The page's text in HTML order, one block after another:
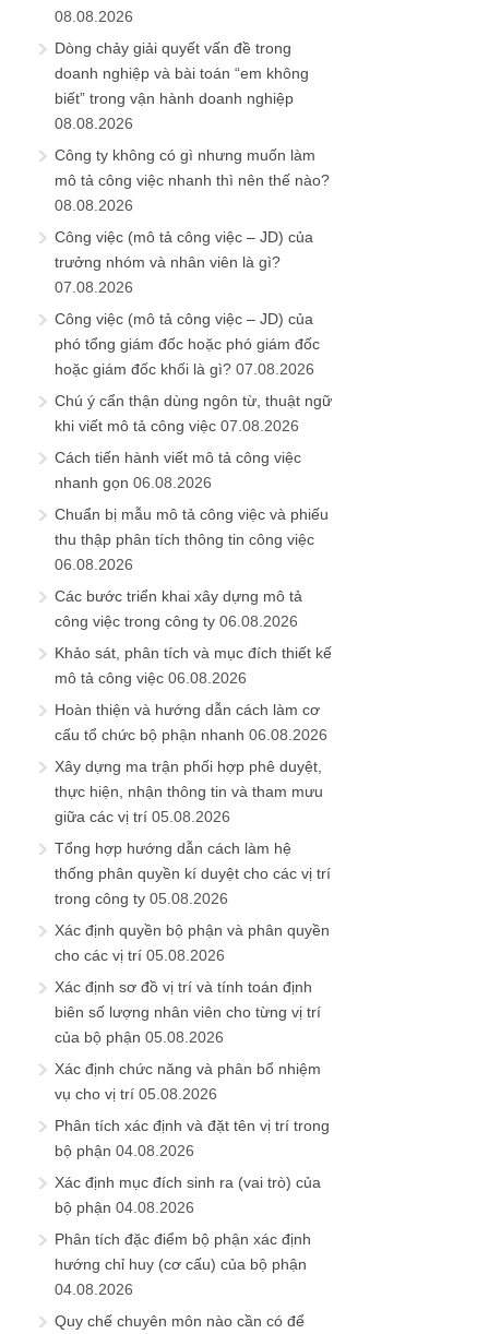
08.08.2026
Dòng chảy giải quyết vấn đề trong
doanh nghiệp và bài toán “em không
biết” trong vận hành doanh nghiệp
08.08.2026
Công ty không có gì nhưng muốn làm
mô tả công việc nhanh thì nên thế nào?
08.08.2026
Công việc (mô tả công việc – JD) của
trưởng nhóm và nhân viên là gì?
07.08.2026
Công việc (mô tả công việc – JD) của
phó tổng giám đốc hoặc phó giám đốc
hoặc giám đốc khối là gì? 07.08.2026
Chú ý cẩn thận dùng ngôn từ, thuật ngữ
khi viết mô tả công việc 07.08.2026
Cách tiến hành viết mô tả công việc
nhanh gọn 06.08.2026
Chuẩn bị mẫu mô tả công việc và phiếu
thu thập phân tích thông tin công việc
06.08.2026
Các bước triển khai xây dựng mô tả
công việc trong công ty 06.08.2026
Khảo sát, phân tích và mục đích thiết kế
mô tả công việc 06.08.2026
Hoàn thiện và hướng dẫn cách làm cơ
cấu tổ chức bộ phận nhanh 06.08.2026
Xây dựng ma trận phối hợp phê duyệt,
thực hiện, nhận thông tin và tham mưu
giữa các vị trí 05.08.2026
Tổng hợp hướng dẫn cách làm hệ
thống phân quyền kí duyệt cho các vị trí
trong công ty 05.08.2026
Xác định quyền bộ phận và phân quyền
cho các vị trí 05.08.2026
Xác định sơ đồ vị trí và tính toán định
biên số lượng nhân viên cho từng vị trí
của bộ phận 05.08.2026
Xác định chức năng và phân bổ nhiệm
vụ cho vị trí 05.08.2026
Phân tích xác định và đặt tên vị trí trong
bộ phận 04.08.2026
Xác định mục đích sinh ra (vai trò) của
bộ phận 04.08.2026
Phân tích đặc điểm bộ phận xác định
hướng chỉ huy (cơ cấu) của bộ phận
04.08.2026
Quy chế chuyên môn nào cần có để